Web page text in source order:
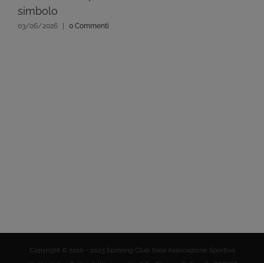
simbolo
03/06/2026 | 0 Commenti
Copyright © 2010 - 2023 Spinning Club Italia Associazione Sportiva